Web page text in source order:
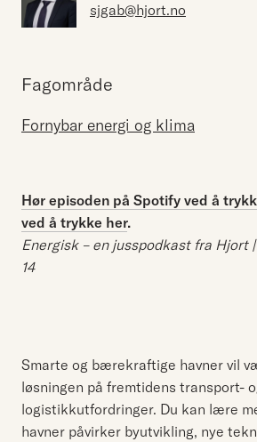
sjgab@hjort.no
Fornybar energi og klima
Fagområde
Hør episoden på Spotify ved å
ved å trykke her.
Energisk – en jusspodkast fra Hjort
14
Smarte og bærekraftige havner vil
løsningen på fremtidens transport-
logistikkutfordringer. Du kan lære
havner påvirker byutvikling, nye